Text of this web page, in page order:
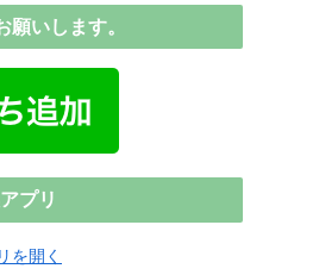
願いします。
プリ
を開く